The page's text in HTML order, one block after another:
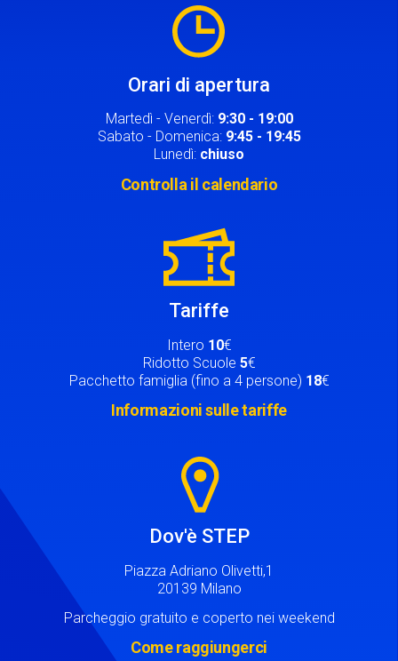
Orari di apertura
Martedì - Venerdì: 9:30 - 19:00
Sabato - Domenica: 9:45 - 19:45
Lunedì: chiuso
Controlla il calendario
Tariffe
Intero 10€
Ridotto Scuole 5€
Pacchetto famiglia (fino a 4 persone) 18€
Informazioni sulle tariffe
Dov'è STEP
Piazza Adriano Olivetti,1
20139 Milano
Parcheggio gratuito e coperto nei weekend
Come raggiungerci